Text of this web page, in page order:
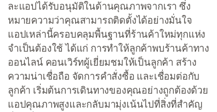
ละแอปได้รับอนุมัติในด้านคุณภาพจากเรา ซึ่ง
หมายความว่าคุณสามารถติดตั้งได้อย่างมั่นใจ
แอปเหล่านี้ครอบคลุมพื้นฐานที่ร้านค้าใหม่ทุกแห่ง
จำเป็นต้องใช้ ได้แก่ การทำให้ลูกค้าพบร้านค้าทาง
ออนไลน์ คอนเวิร์ทผู้เยี่ยมชมให้เป็นลูกค้า สร้าง
ความน่าเชื่อถือ จัดการคำสั่งซื้อ และเชื่อมต่อกับ
ลูกค้า เริ่มต้นการเดินทางของคุณอย่างถูกต้องด้วย
แอปคุณภาพสูงและกลับมามุ่งเน้นไปที่สิ่งที่สำคัญ